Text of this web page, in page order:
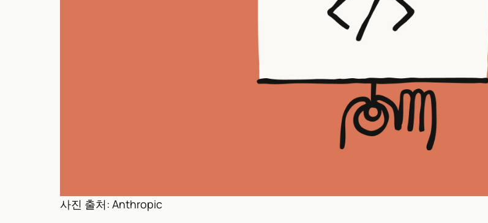
사진 출처: Anthropic